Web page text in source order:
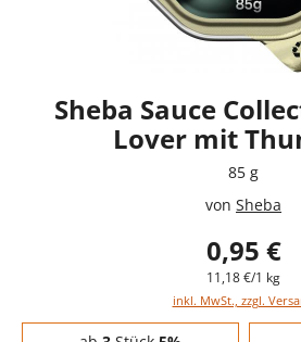
Sheba Sauce
Lover mit
85 g
von Sheba
0,95 €
11,18 €/1 kg
inkl. MwSt., zzgl.
Staffelpreise - Mengenrabatt